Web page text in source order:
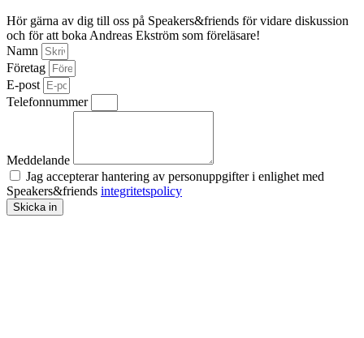
Hör gärna av dig till oss på Speakers&friends för vidare diskussion
och för att boka Andreas Ekström som föreläsare!
Namn
Företag
E-post
Telefonnummer
Meddelande
Jag accepterar hantering av personuppgifter i enlighet med
Speakers&friends integritetspolicy
Skicka in